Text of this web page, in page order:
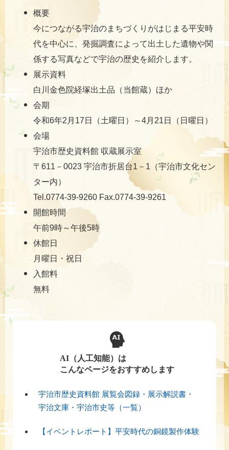
概要
今につながる宇治のまちづくりがはじまる平安時
代を中心に、発掘調査によって出土した遺物や関
係する写真などで宇治の歴史を紹介します。
展示資料
白川金色院経塚出土品（当館蔵）ほか
会期
令和6年2月17日（土曜日）～4月21日（日曜日）
会場
宇治市歴史資料館 収蔵展示室
〒611－0023 宇治市折居台1－1（宇治市文化セン
ター内）
Tel.0774-39-9260 Fax.0774-39-9261
開館時間
午前9時～午後5時
休館日
月曜日・祝日
入館料
無料​
AI（人工知能）は
こんなページをおすすめします
宇治市歴史資料館 展覧会図録・展示解説書・
宇治文庫・宇治市史等（一覧）
【イベントレポート】平安時代の銅鏡製作体験